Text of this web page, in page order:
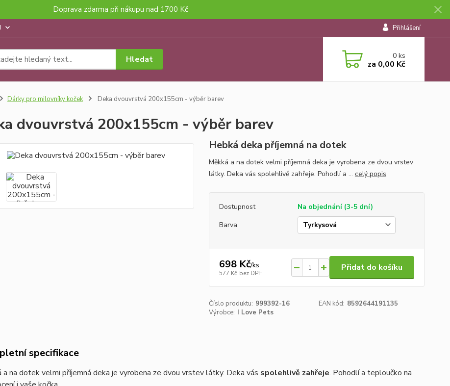
Doprava zdarma při nákupu nad 1700 Kč
Přihlášení
Hledat 0ks
za 0,00 Kč
Dárky pro milovníky koček Deka dvouvrstvá 200x155cm - výběr barev
dvouvrstvá 200x155cm - výběr barev
Hebká deka příjemná na dotek
Měkká a na dotek velmi příjemná deka je vyrobena ze dvou vrstev
látky. Deka vás spolehlivě zahřeje. Pohodlí a ... celý popis
Dostupnost
Na objednání (3-5 dní)
Barva
698 Kč/ks
577 Kč bez DPH
Přidat do košíku
Číslo produktu: 999392-16 EAN kód: 8592644191135
Výrobce: I Love Pets
specifikace
a na dotek velmi příjemná deka je vyrobena ze dvou vrstev látky. Deka vás spolehlivě zahřeje. Pohodlí a teploučko na